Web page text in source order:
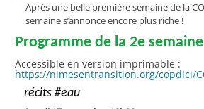
Après une belle première semaine de la
semaine s’annonce encore plus riche !
Programme de la 2e
Accessible en version imprimable :
https://nimesentransition.org/copdici/
récits #eau